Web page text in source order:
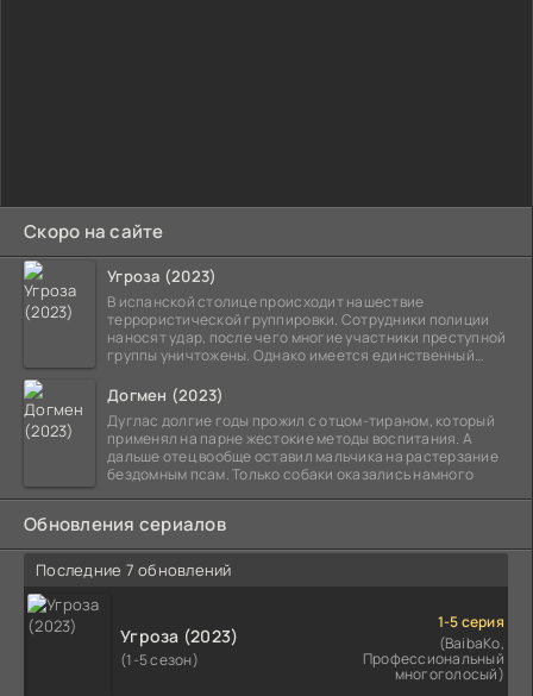
Скоро на сайте
Угроза (2023)
В испанской столице происходит нашествие
террористической группировки. Сотрудники полиции
наносят удар, после чего многие участники преступной
группы уничтожены. Однако имеется единственный
Догмен (2023)
Дуглас долгие годы прожил с отцом-тираном, который
применял на парне жестокие методы воспитания. А
дальше отец вообще оставил мальчика на растерзание
бездомным псам. Только собаки оказались намного
Обновления сериалов
Последние 7 обновлений
Угроза (2023)
(1-5 сезон)
1-5 серия
(BaibaKo,
Профессиональный
многоголосый)